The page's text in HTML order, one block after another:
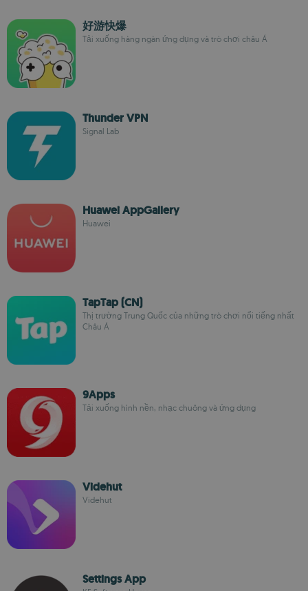
好游快爆
Tải xuống hàng ngàn ứng dụng và trò chơi châu Á
Thunder VPN
Signal Lab
Huawei AppGallery
Huawei
TapTap (CN)
Thị trường Trung Quốc của những trò chơi nổi tiếng nhất
Châu Á
9Apps
Tải xuống hình nền, nhạc chuông và ứng dụng
Videhut
Videhut
Settings App